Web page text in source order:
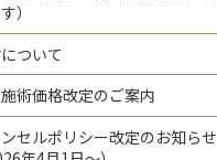
）
ついて
術価格改定のご案内
セルポリシー改定のお知らせ